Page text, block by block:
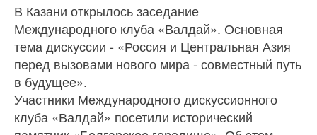
В Казани открылось заседание
Международного клуба «Валдай». Основная
тема дискуссии - «Россия и Центральная Азия
перед вызовами нового мира - совместный путь
в будущее».
Участники Международного дискуссионного
клуба «Валдай» посетили исторический